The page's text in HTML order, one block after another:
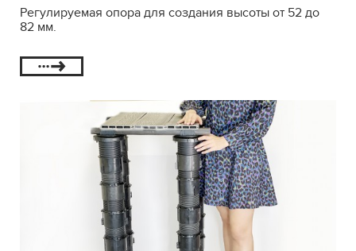
Регулируемая опора для создания высоты от 52 до
82 мм.